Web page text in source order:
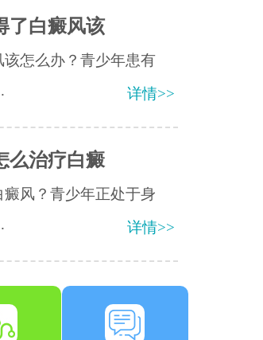
了白癜风该
怎么办？青少年患有
详情>>
么治疗白癜
风？青少年正处于身
详情>>